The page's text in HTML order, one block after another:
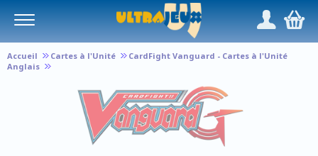
/,
Accueil Cartes à l'Unité
CardFight Vanguard - Cartes à l'Unité
Anglais